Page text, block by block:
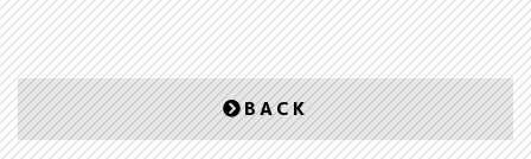
BACK